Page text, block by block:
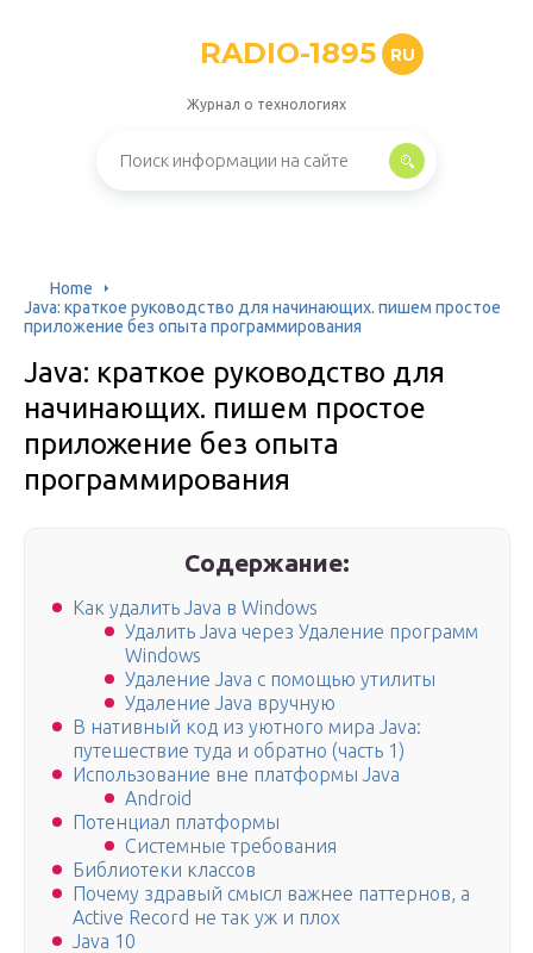
RADIO-1895 RU
Журнал о технологиях
Home
Java: краткое руководство для начинающих. пишем простое
приложение без опыта программирования
Java: краткое руководство для
начинающих. пишем простое
приложение без опыта
программирования
Содержание:
Как удалить Java в Windows
Удалить Java через Удаление программ
Windows
Удаление Java с помощью утилиты
Удаление Java вручную
В нативный код из уютного мира Java:
путешествие туда и обратно (часть 1)
Использование вне платформы Java
Android
Потенциал платформы
Системные требования
Библиотеки классов
Почему здравый смысл важнее паттернов, а
Active Record не так уж и плох
Java 10